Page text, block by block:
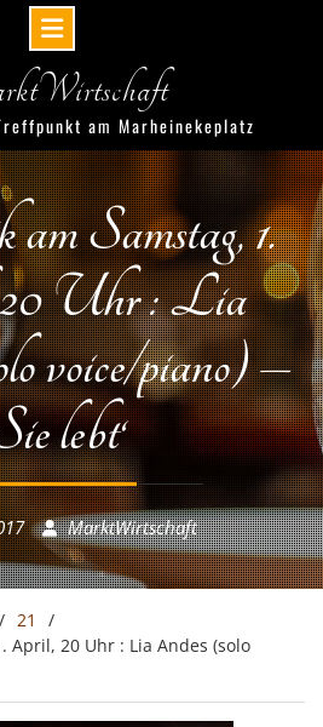
am Marheinekeplatz
Samstag, 1.
Uhr : Lia
voice/piano) –
lebt‘
MarktWirtschaft
21
April, 20 Uhr : Lia Andes (solo